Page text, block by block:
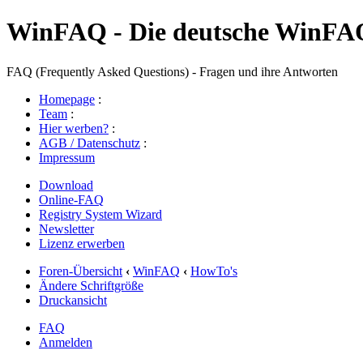
WinFAQ - Die deutsche
FAQ (Frequently Asked Questions) - Fragen und ihre Antworten
Homepage :
Team :
Hier werben? :
AGB / Datenschutz :
Impressum
Download
Online-FAQ
Registry System Wizard
Newsletter
Lizenz erwerben
Foren-Übersicht ‹ WinFAQ ‹ HowTo's
Ändere Schriftgröße
Druckansicht
FAQ
Anmelden